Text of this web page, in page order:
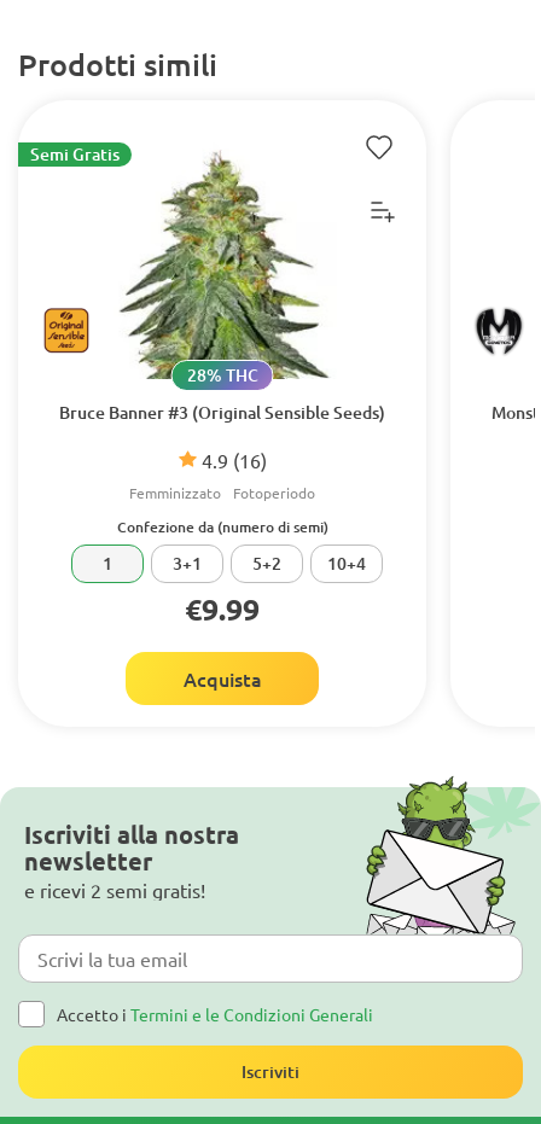
Prodotti simili
Bruce Banner #3 (Original Sensible Seeds)
4.9 (16)
28% THC
Femminizzato Fotoperiodo
Semi Gratis
Confezione da (numero di semi)
1 3+1 5+2 10+4
€9.99
Acquista
Iscriviti alla nostra
newsletter
e ricevi 2 semi gratis!
Accetto i Termini e le Condizioni Generali
Iscriviti